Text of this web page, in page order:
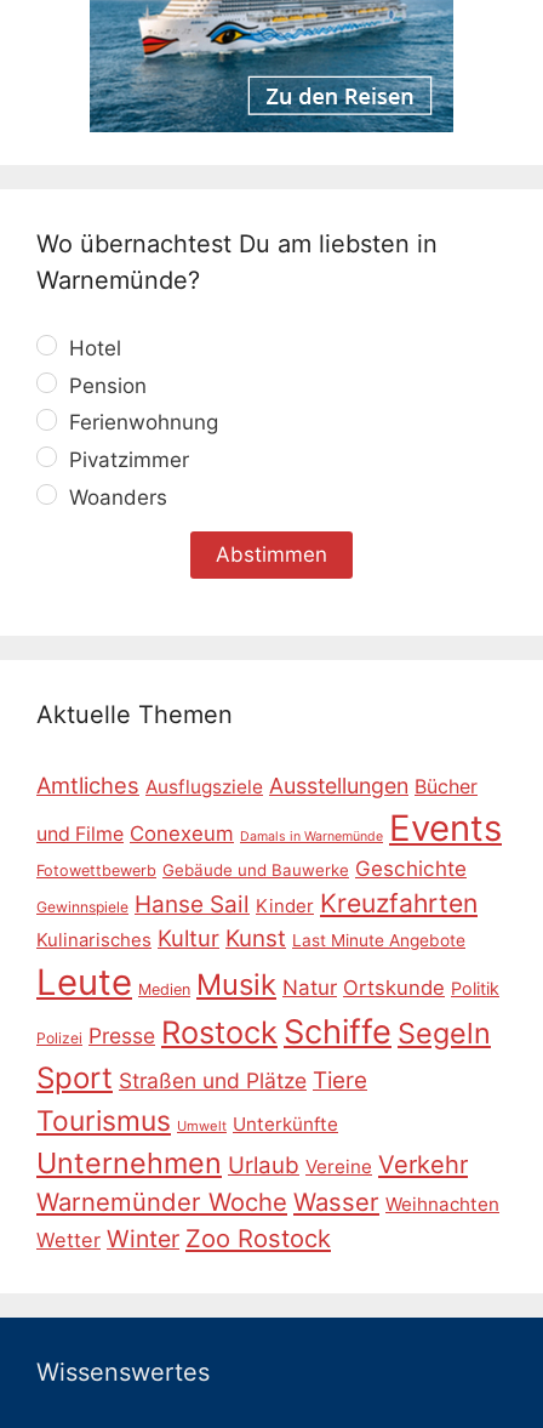
Wo übernachtest Du am liebsten in
Warnemünde?
Hotel
Pension
Ferienwohnung
Pivatzimmer
Woanders
Aktuelle Themen
Amtliches Ausflugsziele Ausstellungen Bücher
und Filme Conexeum Damals in Warnemünde Events
Fotowettbewerb Gebäude und Bauwerke Geschichte
Gewinnspiele Hanse Sail Kinder Kreuzfahrten
Kulinarisches Kultur Kunst Last Minute Angebote
Leute Medien Musik Natur Ortskunde Politik
Polizei Presse Rostock Schiffe Segeln
Sport Straßen und Plätze Tiere
Tourismus Umwelt Unterkünfte
Unternehmen Urlaub Vereine Verkehr
Warnemünder Woche Wasser Weihnachten
Wetter Winter Zoo Rostock
Wissenswertes